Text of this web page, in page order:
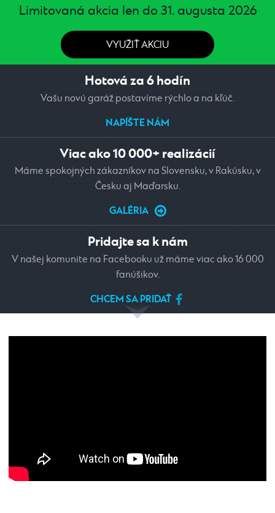
Limitovaná akcia len do 31. augusta 2026
VYUŽIŤ AKCIU
Hotová za 6 hodín
Vašu novú garáž postavíme rýchlo a na kľúč.
NAPÍŠTE NÁM
Viac ako 10 000+ realizácií
Máme spokojných zákazníkov na Slovensku, v Rakúsku, v
Česku aj Maďarsku.
GALÉRIA
Pridajte sa k nám
V našej komunite na Facebooku už máme viac ako 16 000
fanúšikov.
CHCEM SA PRIDAŤ